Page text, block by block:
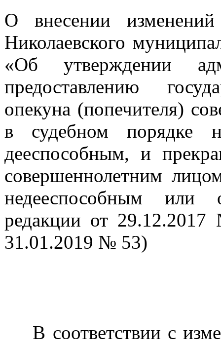
О внесении изменений
Николаевского
«Об утверждении
предоставлению
опекуна (попечителя)
в судебном порядке
дееспособным, и
совершеннолетним
недееспособным или
редакции от
31.01.2019 № 53)
В соответствии с